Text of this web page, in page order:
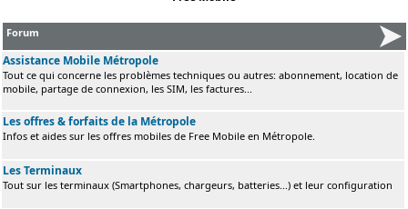
Forum
Assistance Mobile Métropole
Tout ce qui concerne les problèmes techniques ou autres: abonnement, location de
mobile, partage de connexion, les SIM, les factures...
Les offres & forfaits de la Métropole
Infos et aides sur les offres mobiles de Free Mobile en Métropole.
Les Terminaux
Tout sur les terminaux (Smartphones, chargeurs, batteries...) et leur configuration